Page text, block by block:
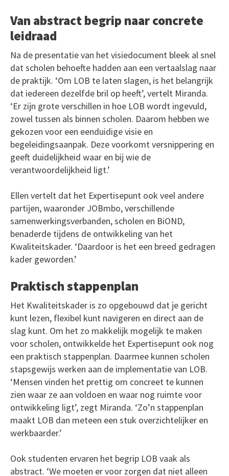
Van abstract begrip naar concrete
leidraad
Na de presentatie van het visiedocument bleek al snel
dat scholen behoefte hadden aan een vertaalslag naar
de praktijk. ‘Om LOB te laten slagen, is het belangrijk
dat iedereen dezelfde bril op heeft’, vertelt Miranda.
‘Er zijn grote verschillen in hoe LOB wordt ingevuld,
zowel tussen als binnen scholen. Daarom hebben we
gekozen voor een eenduidige visie en
begeleidingsaanpak. Deze voorkomt versnippering en
geeft duidelijkheid waar en bij wie de
verantwoordelijkheid ligt.’
Ellen vertelt dat het Expertisepunt ook veel andere
partijen, waaronder JOBmbo, verschillende
samenwerkingsverbanden, scholen en BiOND,
benaderde tijdens de ontwikkeling van het
Kwaliteitskader. ‘Daardoor is het een breed gedragen
kader geworden.’
Praktisch stappenplan
Het Kwaliteitskader is zo opgebouwd dat je gericht
kunt lezen, flexibel kunt navigeren en direct aan de
slag kunt. Om het zo makkelijk mogelijk te maken
voor scholen, ontwikkelde het Expertisepunt ook nog
een praktisch stappenplan. Daarmee kunnen scholen
stapsgewijs werken aan de implementatie van LOB.
‘Mensen vinden het prettig om concreet te kunnen
zien waar ze aan voldoen en waar nog ruimte voor
ontwikkeling ligt’, zegt Miranda. ‘Zo’n stappenplan
maakt LOB dan meteen een stuk overzichtelijker en
werkbaarder.’
Ook studenten ervaren het begrip LOB vaak als
abstract. ‘We moeten er voor zorgen dat niet alleen